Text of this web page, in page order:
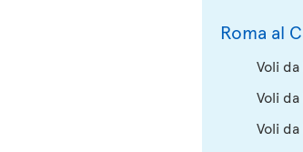
Roma al
Voli
Voli
Voli